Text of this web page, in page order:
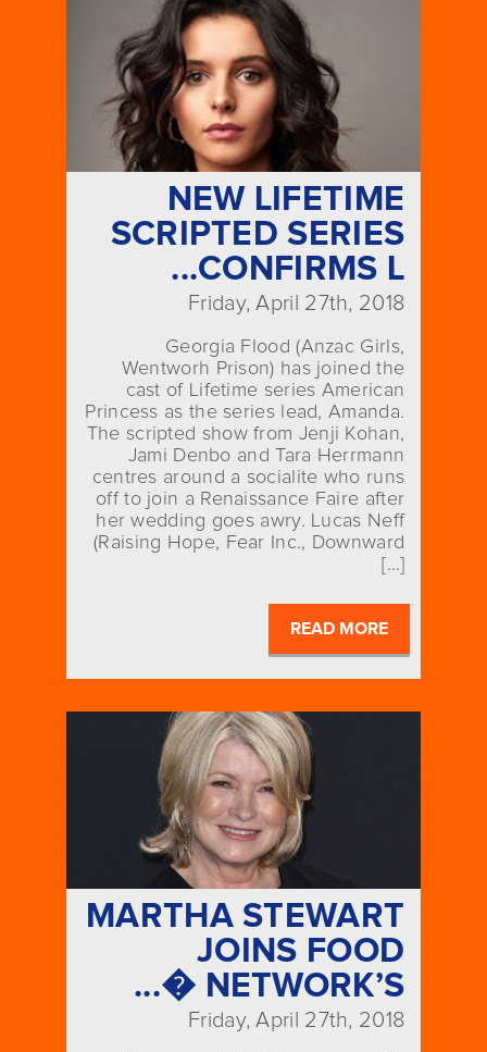
NEW LIFETIME
SCRIPTED SERIES
CONFIRMS L...
Friday, April 27th, 2018
Georgia Flood (Anzac Girls,
Wentworh Prison) has joined the
cast of Lifetime series American
Princess as the series lead, Amanda.
The scripted show from Jenji Kohan,
Jami Denbo and Tara Herrmann
centres around a socialite who runs
off to join a Renaissance Faire after
her wedding goes awry. Lucas Neff
(Raising Hope, Fear Inc., Downward
[…]
READ MORE
MARTHA STEWART
JOINS FOOD
NETWORK’S �...
Friday, April 27th, 2018